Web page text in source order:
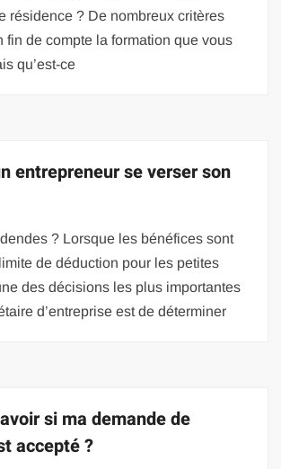
résidence ? De nombreux critères
fin de compte la formation que vous
qu’est-ce
entrepreneur se verser son
? Lorsque les bénéfices sont
de déduction pour les petites
des décisions les plus importantes
d’entreprise est de déterminer
si ma demande de
accepté ?